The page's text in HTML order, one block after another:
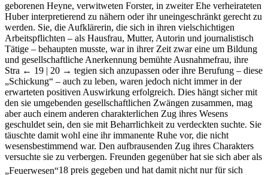
Es ist fast unmöglich, sich der so detailbesessenen Therese Huber,
geborenen Heyne, verwitweten Forster, in zweiter Ehe verheirateten
Huber interpretierend zu nähern oder ihr uneingeschränkt gerecht zu
werden. Sie, die Aufklärerin, die sich in ihren vielschichtigen
Arbeitspflichten – als Hausfrau, Mutter, Autorin und journalistisch
Tätige – behaupten musste, war in ihrer Zeit zwar eine um Bildung
und gesellschaftliche Anerkennung bemühte Ausnahmefrau, ihre
Stra← 19 |20 →tegien sich anzupassen oder ihre Berufung – diese
„Schickung“ – auch zu leben, waren jedoch nicht immer in der
erwarteten positiven Auswirkung erfolgreich. Dies hängt sicher mit
den sie umgebenden gesellschaftlichen Zwängen zusammen, mag
aber auch einem anderen charakterlichen Zug ihres Wesens
geschuldet sein, den sie mit Beharrlichkeit zu verdeckten suchte. Sie
täuschte damit wohl eine ihr immanente Ruhe vor, die nicht
wesensbestimmend war. Den aufbrausenden Zug ihres Charakters
versuchte sie zu verbergen. Freunden gegenüber hat sie sich aber als